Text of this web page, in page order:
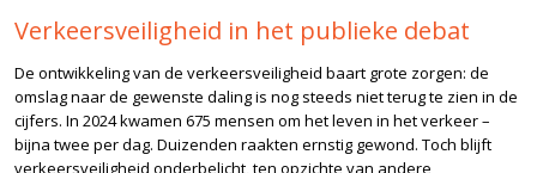
Verkeersveiligheid in het publieke debat
De ontwikkeling van de verkeersveiligheid baart grote zorgen: de
omslag naar de gewenste daling is nog steeds niet terug te zien in de
cijfers. In 2024 kwamen 675 mensen om het leven in het verkeer –
bijna twee per dag. Duizenden raakten ernstig gewond. Toch blijft
verkeersveiligheid onderbelicht, ten opzichte van andere